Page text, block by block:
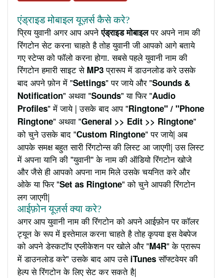
एंड्राइड मोबाइल यूज़र्स कैसे करे?
प्रिय युवानी अगर आप अपनेएंड्राइड मोबाइलपर अपने नाम की
रिंगटोन सेट करना चाहते है तोह युवानी जी आपको आगे बताये
गए स्टेप्स को फॉलो करना होगा. सबसे पहले युवानी नाम की
रिंगटोन हमारी साइट से MP3प्रारूप में डाउनलोड करे उसके
बाद अपने फ़ोन में "Settings" पर जाये और "Sounds &
Notification" अथवा "Sounds" या फिर "Audio
Profiles" में जाये | उसके बाद आप "Ringtone" / "Phone
Ringtone" अथवा "General >> Edit >> Ringtone"
को चुने उसके बाद "Custom Ringtone" पर जाये| अब
आपके समक्ष बहुत सारी रिंगटोन्स की लिस्ट आ जाएगी| उस लिस्ट
में अपना यानि की "युवानी" के नाम की ऑडियो रिंगटोन खोजे
और जैसे ही आपको अपना नाम मिले उसके चयनित करे और
ओके या फिर "Set as Ringtone" को चुने आपकी रिंगटोन
लग जाएगी|
आईफ़ोन यूज़र्स क्या करे?
अगर आप युवानी नाम की रिंगटोन को अपने आईफ़ोन पर कॉलर
ट्यून के रूप में इस्तेमाल करना चाहते है तोह कृपया इस वेबपेज
को अपने डेस्कटॉप एप्लीकेशन पर खोले और "M4R" के प्रारूप
में डाउनलोड करे" उसके बाद आप उसे iTunesसॉफ्टवेयर की
हेल्प से रिंगटोन के लिए सेट कर सकते है|